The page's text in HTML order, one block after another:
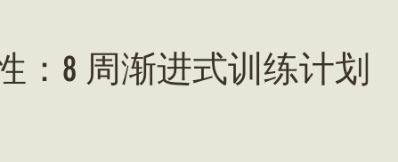
：8 周渐进式训练计划